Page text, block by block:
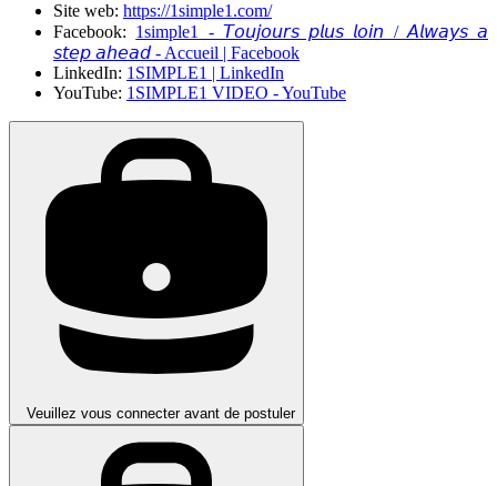
Site web: https://1simple1.com/
Facebook: 1simple1 - 𝘛𝘰𝘶𝘫𝘰𝘶𝘳𝘴 𝘱𝘭𝘶𝘴 𝘭𝘰𝘪𝘯 / 𝘈𝘭𝘸𝘢𝘺𝘴 𝘢
𝘴𝘵𝘦𝘱 𝘢𝘩𝘦𝘢𝘥 - Accueil | Facebook
LinkedIn: 1SIMPLE1 | LinkedIn
YouTube: 1SIMPLE1 VIDEO - YouTube
Veuillez vous connecter avant de postuler